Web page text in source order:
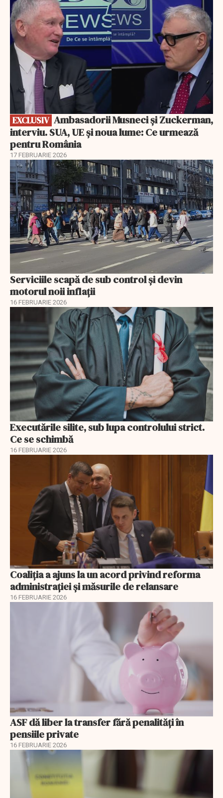
EXCLUSIV
interviu. SUA, UE și noua lume: Ce urmează
pentru România
17 FEBRUARIE 2026
Serviciile scapă de sub control și devin
motorul noii inflații
16 FEBRUARIE 2026
Executările silite, sub lupa controlului strict.
Ce se schimbă
16 FEBRUARIE 2026
Coaliția a ajuns la un acord privind reforma
administrației și măsurile de relansare
16 FEBRUARIE 2026
ASF dă liber la transfer fără penalități în
pensiile private
16 FEBRUARIE 2026